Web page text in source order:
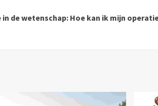
in de wetenschap: Hoe kan ik mijn